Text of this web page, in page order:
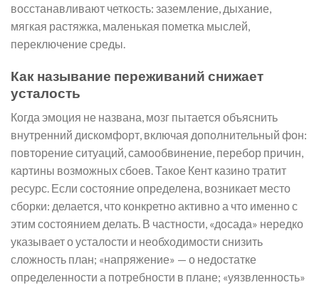
восстанавливают четкость: заземление, дыхание,
мягкая растяжка, маленькая пометка мыслей,
переключение среды.
Как называние переживаний снижает
усталость
Когда эмоция не названа, мозг пытается объяснить
внутренний дискомфорт, включая дополнительный фон:
повторение ситуаций, самообвинение, перебор причин,
картины возможных сбоев. Такое Кент казино тратит
ресурс. Если состояние определена, возникает место
сборки: делается, что конкретно активно а что именно с
этим состоянием делать. В частности, «досада» нередко
указывает о усталости и необходимости снизить
сложность план; «напряжение» — о недостатке
определенности а потребности в плане; «уязвленность»